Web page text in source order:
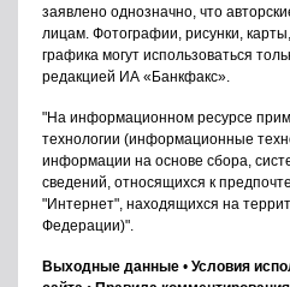
заявлено однозначно, что
лицам. Фотографии, рисунки,
графика могут использоваться
редакцией ИА «Банкфакс».
"На информационном ресурсе
технологии (информационные
информации на основе сбора,
сведений, относящихся к
"Интернет", находящихся на
Федерации)".
Выходные данные • Условия